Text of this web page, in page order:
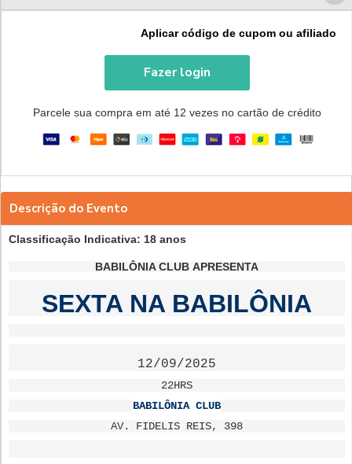
Aplicar código de cupom ou afiliado
Fazer login
Parcele sua compra em até 12 vezes no cartão de crédito
Descrição do Evento
Classificação Indicativa: 18 anos
BABILÔNIA CLUBAPRESENTA
SEXTA NA BABILÔNIA
12/09/2025
22HRS
BABILÔNIA CLUB
AV. FIDELIS REIS, 398